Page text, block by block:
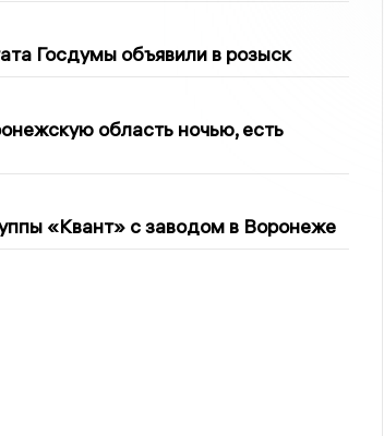
Госдумы объявили в розыск
область ночью, есть
«Квант» с заводом в Воронеже